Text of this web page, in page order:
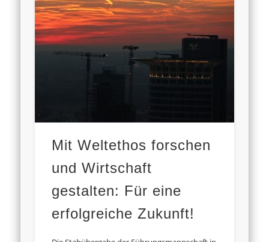
Mit Weltethos forschen
und Wirtschaft
gestalten: Für eine
erfolgreiche Zukunft!